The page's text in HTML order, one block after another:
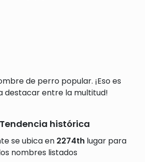
de perro popular. ¡Eso es
destacar entre la multitud!
histórica
se ubica en 2274th lugar para
nombres listados